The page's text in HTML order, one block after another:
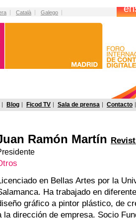
Català Galego
Ramón Martín
en Bellas Artes por la
Ha trabajado en
gráfico a pintor plástico, de
la dirección de empresa. Socio
Blog Ficod TV Sala de prensa Contacto